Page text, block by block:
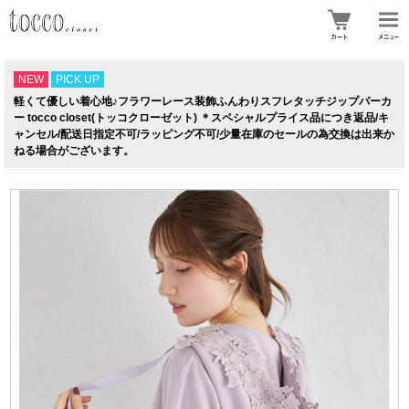
NEW
PICK UP
軽くて優しい着心地♪フラワーレース装飾ふんわりスフレタッチジップパーカ
ー tocco closet(トッコクローゼット) ＊スペシャルプライス品につき返品/キ
ャンセル/配送日指定不可/ラッピング不可/少量在庫のセールの為交換は出来か
ねる場合がございます。